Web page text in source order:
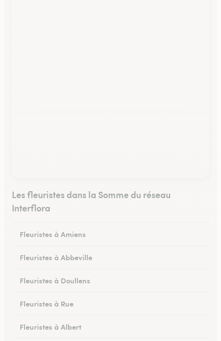
Les fleuristes dans la Somme du réseau
Interflora
Fleuristes à Amiens
Fleuristes à Abbeville
Fleuristes à Doullens
Fleuristes à Rue
Fleuristes à Albert